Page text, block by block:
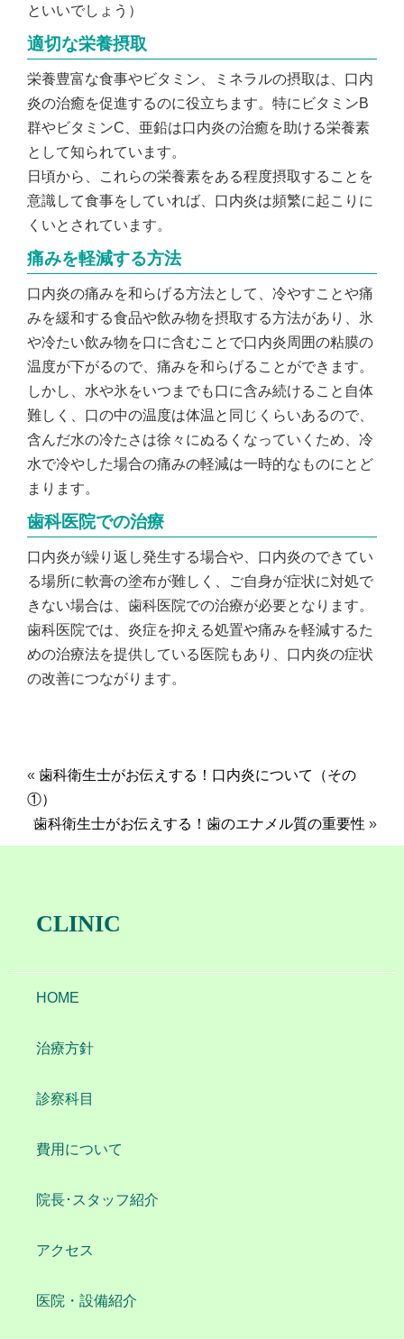
といいでしょう）
適切な栄養摂取
栄養豊富な食事やビタミン、ミネラルの摂取は、口内
炎の治癒を促進するのに役立ちます。特にビタミンB
群やビタミンC、亜鉛は口内炎の治癒を助ける栄養素
として知られています。
日頃から、これらの栄養素をある程度摂取することを
意識して食事をしていれば、口内炎は頻繁に起こりに
くいとされています。
痛みを軽減する方法
口内炎の痛みを和らげる方法として、冷やすことや痛
みを緩和する食品や飲み物を摂取する方法があり、氷
や冷たい飲み物を口に含むことで口内炎周囲の粘膜の
温度が下がるので、痛みを和らげることができます。
しかし、水や氷をいつまでも口に含み続けること自体
難しく、口の中の温度は体温と同じくらいあるので、
含んだ水の冷たさは徐々にぬるくなっていくため、冷
水で冷やした場合の痛みの軽減は一時的なものにとど
まります。
歯科医院での治療
口内炎が繰り返し発生する場合や、口内炎のできてい
る場所に軟膏の塗布が難しく、ご自身が症状に対処で
きない場合は、歯科医院での治療が必要となります。
歯科医院では、炎症を抑える処置や痛みを軽減するた
めの治療法を提供している医院もあり、口内炎の症状
の改善につながります。
« 歯科衛生士がお伝えする！口内炎について（その
①）
歯科衛生士がお伝えする！歯のエナメル質の重要性 »
CLINIC
HOME
治療方針
診察科目
費用について
院長･スタッフ紹介
アクセス
医院・設備紹介